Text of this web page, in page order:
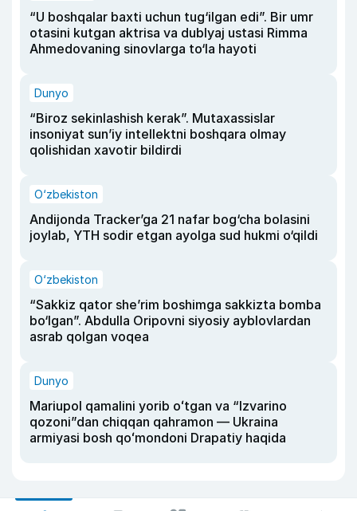
“U boshqalar baxti uchun tug‘ilgan edi”. Bir umr
otasini kutgan aktrisa va dublyaj ustasi Rimma
Ahmedovaning sinovlarga to‘la hayoti
Dunyo
“Biroz sekinlashish kerak”. Mutaxassislar
insoniyat sun’iy intellektni boshqara olmay
qolishidan xavotir bildirdi
O‘zbekiston
Andijonda Tracker’ga 21 nafar bog‘cha bolasini
joylab, YTH sodir etgan ayolga sud hukmi o‘qildi
O‘zbekiston
“Sakkiz qator she’rim boshimga sakkizta bomba
bo‘lgan”. Abdulla Oripovni siyosiy ayblovlardan
asrab qolgan voqea
Dunyo
Mariupol qamalini yorib oʻtgan va “Izvarino
qozoni”dan chiqqan qahramon — Ukraina
armiyasi bosh qoʻmondoni Drapatiy haqida